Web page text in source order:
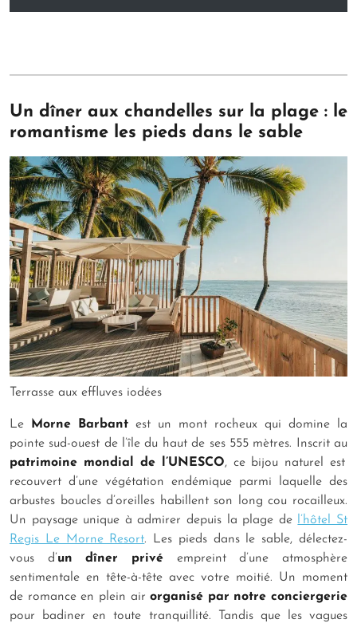
Un dîner aux chandelles sur la plage : le
romantisme les pieds dans le sable
Terrasse aux effluves iodées
Le Morne Barbant est un mont rocheux qui domine la
pointe sud-ouest de l’île du haut de ses 555 mètres. Inscrit au
patrimoine mondial de l’UNESCO, ce bijou naturel est
recouvert d’une végétation endémique parmi laquelle des
arbustes boucles d’oreilles habillent son long cou rocailleux.
Un paysage unique à admirer depuis la plage de
l’hôtel St
Regis Le Morne Resort. Les pieds dans le sable, délectez-
vous d’un dîner privé empreint d’une atmosphère
sentimentale en tête-à-tête avec votre moitié. Un moment
de romance en plein airorganisé par notre conciergerie
pour badiner en toute tranquillité. Tandis que les vagues